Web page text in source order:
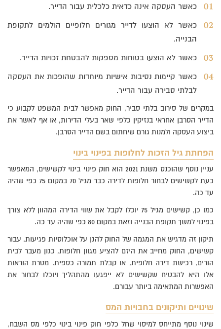
כאשר העסקה אינה כדאית כלכלית עבור הדייר.
כאשר לא הוצעו לדייר מגורים חלופיים הולמים לתקופת
הבנייה.
כאשר לא הוצעו בטוחות מספקות להבטחת זכויות הדייר.
כאשר קיימות נסיבות אישיות מיוחדות שהופכות את העסקה
לבלתי סבירה עבור הדייר.
במקרים של סירוב בלתי סביר, החוק מאפשר לבית המשפט לקבוע כי
הדייר הסרבן אחראי בנזיקין כלפי שאר בעלי הדירות, או אף לאשר את
ביצוע העסקה ולמנות גורם שיחתום בשם הדייר הסרבן.
הפחתת גיל הזכות לחלופות בפינוי בינוי
עניין נוסף שהוכנס משנת 2021 הוא חוק פינוי בינוי לקשישים, המאפשר
כעת לקשישים לבחור חלופות לדירה כבר מגיל 70 במקום 75 כפי שהיה
עד כה.
כמו כן, קשישים מגיל 75 יוכלו לקבל את שווי הדירה המהוון ללא צורך
בפינוי למשך תקופת הבנייה וזאת במקום 80 כפי שהיה עד כה.
תיקון זה מדגיש את המגמה של החוק להגן על אוכלוסיות פגיעות. עבור
קשישים, החוק מחייב את היזם להציע מגוון חלופות, כגון מעבר לבית
הורים, רכישת דירה חלופית, או קבלת תמורה כספית. מטרת הוראות
אלו היא להבטיח שקשישים לא ייפגעו מהתהליך ויוכלו לבחור את
האפשרות המתאימה ביותר עבורם.
שינויים ותיקונים בחבויות המס
שינוי נוסף מתייחס למיסוי שחל כלפי חוק פינוי בינוי כלפי מס השבח,